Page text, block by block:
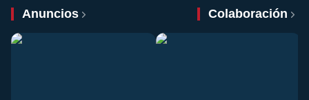
Anuncios Colaboración